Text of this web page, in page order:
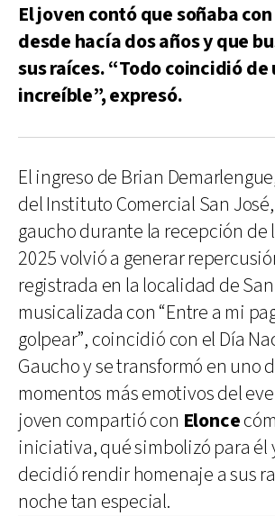
El joven contó que soñaba
desde hacía dos años y que
sus raíces. “Todo coincidió de
increíble”, expresó.
El ingreso de Brian
del Instituto Comercial San
gaucho durante la recepción de
2025 volvió a generar
registrada en la localidad de
musicalizada con “Entre a mi
golpear”, coincidió con el Día
Gaucho y se transformó en uno
momentos más emotivos del
joven compartió con Elonce
iniciativa, qué simbolizó para él
decidió rendir homenaje a sus
noche tan especial.